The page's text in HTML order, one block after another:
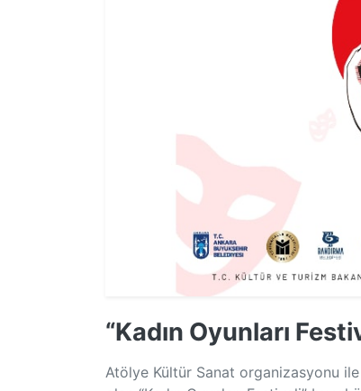
“Kadın Oyunları
Atölye Kültür Sanat organizasyonu ile